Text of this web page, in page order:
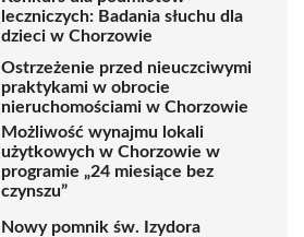
leczniczych: Badania słuchu dla
dzieci w Chorzowie
Ostrzeżenie przed nieuczciwymi
praktykami w obrocie
nieruchomościami w Chorzowie
Możliwość wynajmu lokali
użytkowych w Chorzowie w
programie „24 miesiące bez
czynszu”
Nowy pomnik św. Izydora